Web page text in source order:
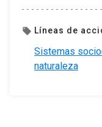
local_offer Líneas de
Sistemas
naturaleza